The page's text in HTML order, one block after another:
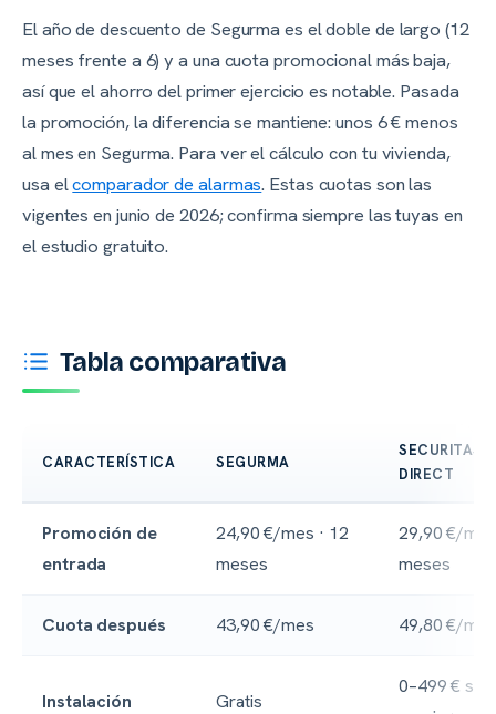
El año de descuento de Segurma es el doble de largo (12
meses frente a 6) y a una cuota promocional más baja,
así que el ahorro del primer ejercicio es notable. Pasada
la promoción, la diferencia se mantiene: unos 6 € menos
al mes en Segurma. Para ver el cálculo con tu vivienda,
usa elcomparador de alarmas. Estas cuotas son las
vigentes en junio de 2026; confirma siempre las tuyas en
el estudio gratuito.
Tabla comparativa
CARACTERÍSTICA SEGURMA
SECURITAS
DIRECT
Promoción de
entrada
24,90 €/mes · 12
meses
29,90 €/
meses
Cuota después 43,90 €/mes 49,80 €/mes
Instalación Gratis
0–499 €